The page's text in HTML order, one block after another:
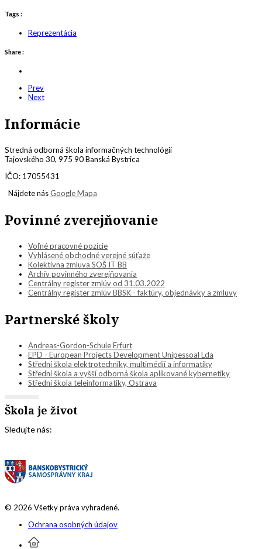
Tags :
Reprezentácia
Share :
Prev
Next
Informácie
Stredná odborná škola informačných technológií
Tajovského 30, 975 90 Banská Bystrica
IČO: 17055431
Nájdete násGoogle Mapa
Povinné zverejňovanie
Voľné pracovné pozície
Vyhlásené obchodné verejné súťaže
Kolektívna zmluva SOŠ IT BB
Archív povinného zverejňovania
Centrálny register zmlúv od 31.03.2022
Centrálny register zmlúv BBSK - faktúry, objednávky a zmluvy
Partnerské školy
Andreas-Gordon-Schule Erfurt
EPD - European Projects Development Unipessoal Lda
Střední škola elektrotechniky, multimédií a informatiky
Střední škola a vyšší odborná škola aplikované kybernetiky
Střední škola teleinformatiky, Ostrava
Škola je život
Sledujte nás:
© 2026 Všetky práva vyhradené.
Ochrana osobných údajov